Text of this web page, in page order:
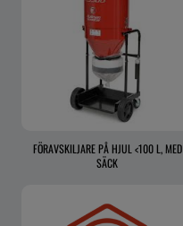
FÖRAVSKILJARE PÅ HJUL <100 L, MED
SÄCK